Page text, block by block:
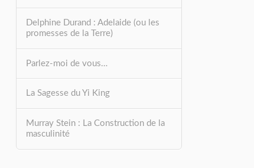
Delphine Durand : Adelaide (ou les
promesses de la Terre)
Parlez-moi de vous…
La Sagesse du Yi King
Murray Stein : La Construction de la
masculinité